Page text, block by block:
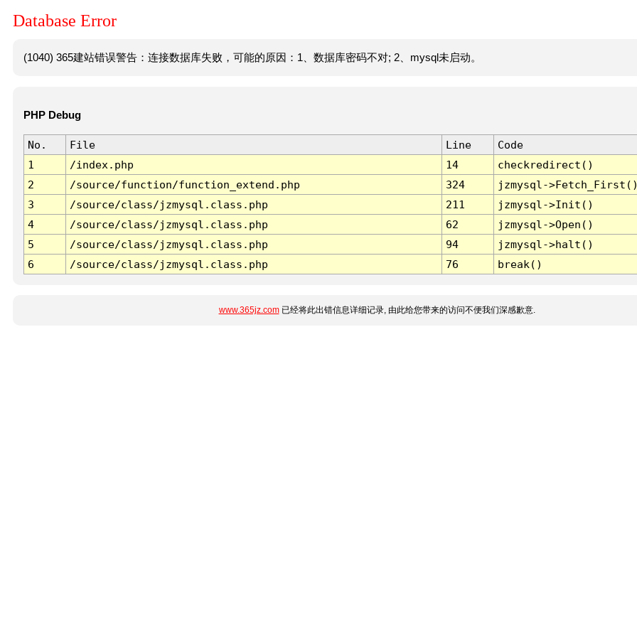
Database Error
(1040) 365建站错误警告：连接数据库失败，可能的原因：1、数据库密码不对; 2、mysql未启动。
PHP Debug
No. File Line
Code
1
/index.php 14
checkredirect()
2
/source/function/function_extend.php 324
jzmysql-
3
/source/class/jzmysql.class.php 211
jzmysql->Init()
4
/source/class/jzmysql.class.php 62
jzmysql->Open()
5
/source/class/jzmysql.class.php 94
jzmysql->halt()
6
/source/class/jzmysql.class.php 76 break()
www.365jz.com已经将此出错信息详细记录, 由此给您带来的访问不便我们深感歉意.